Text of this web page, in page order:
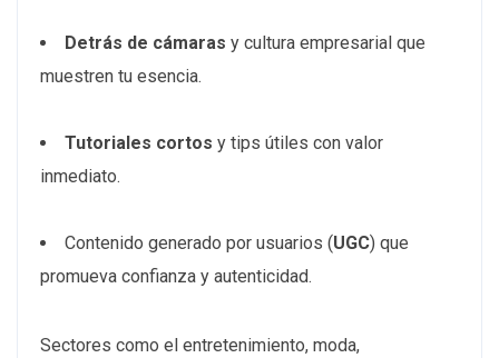
Detrás de cámaras y cultura empresarial que
muestren tu esencia.
Tutoriales cortos y tips útiles con valor
inmediato.
Contenido generado por usuarios (UGC) que
promueva confianza y autenticidad.
Sectores como el entretenimiento, moda,